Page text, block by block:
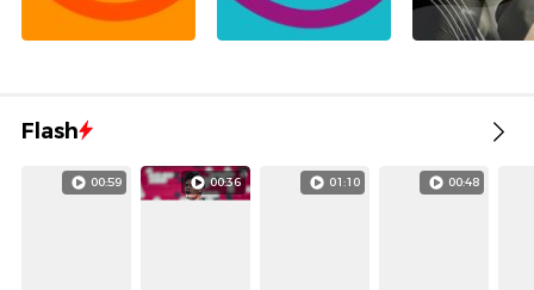
Flash
00:59 00:36 01:10 00:48